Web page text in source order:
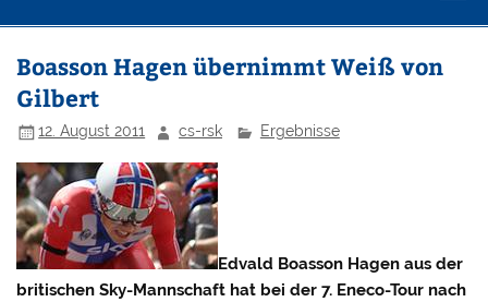
Boasson Hagen übernimmt Weiß von
Gilbert
12. August 2011 cs-rsk Ergebnisse
Edvald Boasson Hagen aus der
britischen Sky-Mannschaft hat bei der 7. Eneco-Tour nach